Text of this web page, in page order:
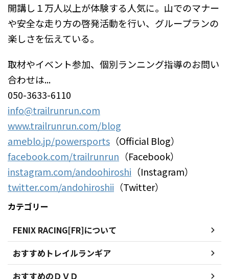
開講し１万人以上が体験する人気に。山でのマナー
や安全な走り方の啓発活動を行い、グループランの
楽しさを伝えている。
取材やイベント参加、個別ランニング指導のお問い
合わせは...
050-3633-6110
info@trailrunrun.com
www.trailrunrun.com/blog
ameblo.jp/powersports （Official Blog）
facebook.com/trailrunrun （Facebook）
instagram.com/andoohiroshi （Instagram）
twitter.com/andohiroshii （Twitter）
カテゴリー
FENIX RACING[FR]について
おすすめトレイルランギア
おすすめのＤＶＤ